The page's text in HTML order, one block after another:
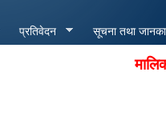
प्रतिवेदन सूचना तथा